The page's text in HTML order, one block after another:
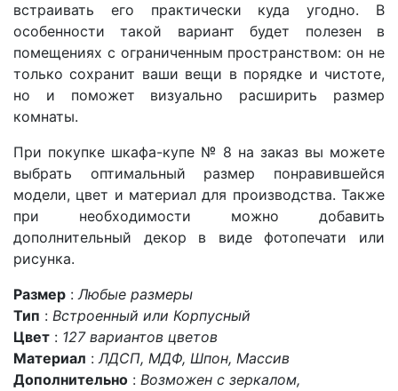
встраивать его практически куда угодно. В
особенности такой вариант будет полезен в
помещениях с ограниченным пространством: он не
только сохранит ваши вещи в порядке и чистоте,
но и поможет визуально расширить размер
комнаты.
При покупке шкафа-купе № 8 на заказ вы можете
выбрать оптимальный размер понравившейся
модели, цвет и материал для производства. Также
при необходимости можно добавить
дополнительный декор в виде фотопечати или
рисунка.
Размер :Любые размеры
Тип : Встроенный или Корпусный
Цвет : 127 вариантов цветов
Материал :ЛДСП, МДФ, Шпон, Массив
Дополнительно : Возможен с зеркалом,